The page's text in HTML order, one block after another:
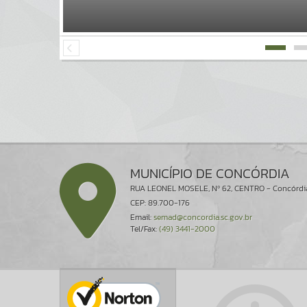
MUNICÍPIO DE CONCÓRDIA
RUA LEONEL MOSELE, Nº 62, CENTRO -
CEP: 89.700-176
Email:semad@concordia.sc.gov.br
Tel/Fax:(49) 3441-2000